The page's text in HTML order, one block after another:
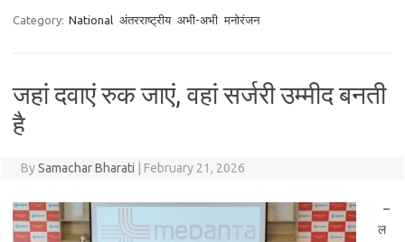
Category: National अंतरराष्ट्रीय अभी-अभी मनोरंजन
जहां दवाएं रुक जाएं, वहां सर्जरी उम्मीद बनती
है
BySamachar Bharati February 21, 2026
–
ल